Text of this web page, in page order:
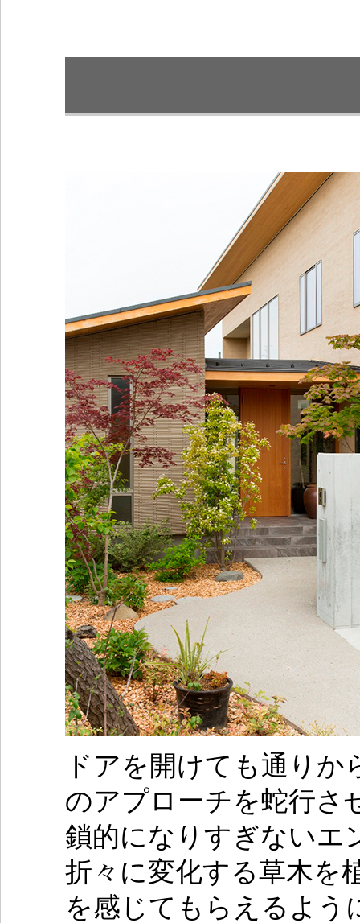
ドアを開けても通り
のアプローチを蛇行さ
鎖的になりすぎないエ
折々に変化する草木を
を感じてもらえるよう